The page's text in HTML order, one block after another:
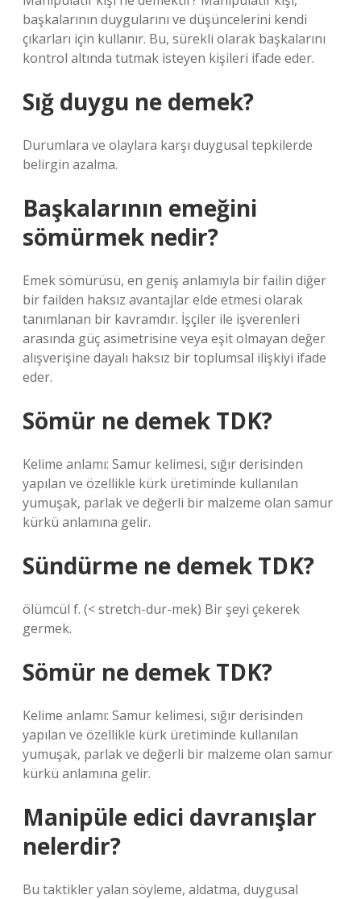
başkalarının duygularını ve düşüncelerini kendi
çıkarları için kullanır. Bu, sürekli olarak başkalarını
kontrol altında tutmak isteyen kişileri ifade eder.
Sığ duygu ne demek?
Durumlara ve olaylara karşı duygusal tepkilerde
belirgin azalma.
Başkalarının emeğini
sömürmek nedir?
Emek sömürüsü, en geniş anlamıyla bir failin diğer
bir failden haksız avantajlar elde etmesi olarak
tanımlanan bir kavramdır. İşçiler ile işverenleri
arasında güç asimetrisine veya eşit olmayan değer
alışverişine dayalı haksız bir toplumsal ilişkiyi ifade
eder.
Sömür ne demek TDK?
Kelime anlamı: Samur kelimesi, sığır derisinden
yapılan ve özellikle kürk üretiminde kullanılan
yumuşak, parlak ve değerli bir malzeme olan samur
kürkü anlamına gelir.
Sündürme ne demek TDK?
ölümcül f. (< stretch-dur-mek) Bir şeyi çekerek
germek.
Sömür ne demek TDK?
Kelime anlamı: Samur kelimesi, sığır derisinden
yapılan ve özellikle kürk üretiminde kullanılan
yumuşak, parlak ve değerli bir malzeme olan samur
kürkü anlamına gelir.
Manipüle edici davranışlar
nelerdir?
Bu taktikler yalan söyleme, aldatma, duygusal